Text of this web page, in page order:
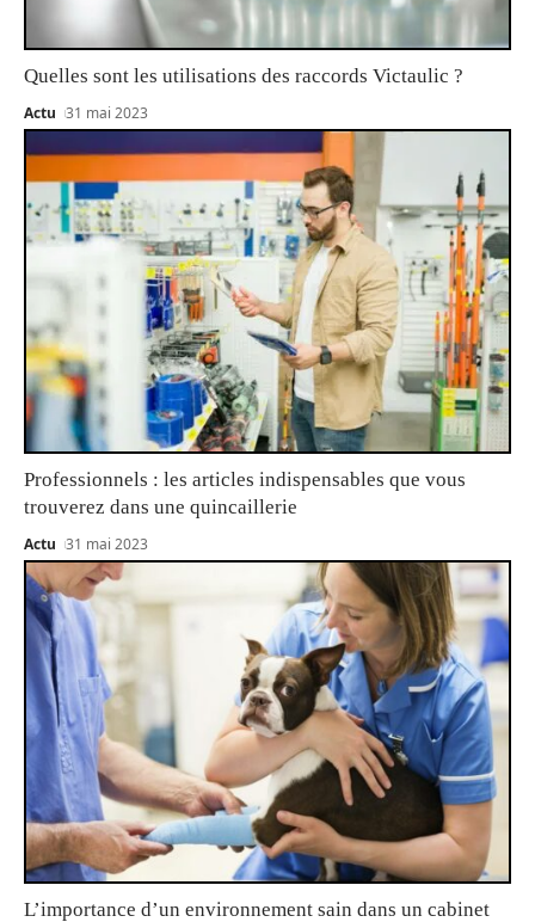
Quelles sont les utilisations des raccords Victaulic ?
Actu 31 mai 2023
Professionnels : les articles indispensables que vous
trouverez dans une quincaillerie
Actu 31 mai 2023
L’importance d’un environnement sain dans un cabinet